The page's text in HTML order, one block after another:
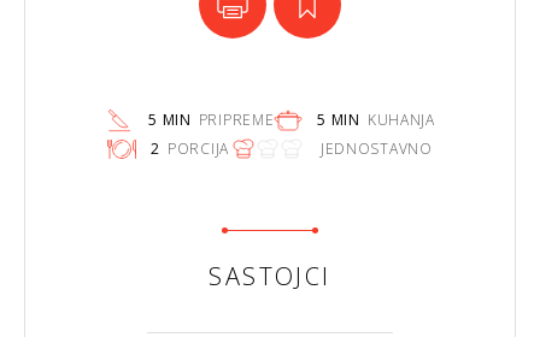
5 MIN PRIPREME 5 MIN KUHANJA
2 PORCIJA JEDNOSTAVNO
SASTOJCI